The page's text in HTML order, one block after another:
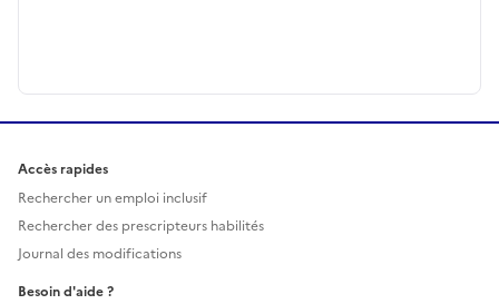
Accès rapides
Rechercher un emploi inclusif
Rechercher des prescripteurs habilités
Journal des modifications
Besoin d'aide ?